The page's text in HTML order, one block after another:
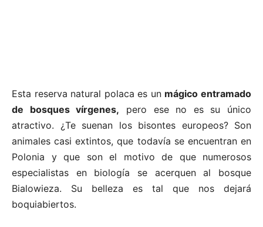
Esta reserva natural polaca es un mágico entramado
de bosques vírgenes, pero ese no es su único
atractivo. ¿Te suenan los bisontes europeos? Son
animales casi extintos, que todavía se encuentran en
Polonia y que son el motivo de que numerosos
especialistas en biología se acerquen al bosque
Bialowieza. Su belleza es tal que nos dejará
boquiabiertos.